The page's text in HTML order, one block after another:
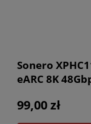
Sonero
eARC 8K
99,00 zł